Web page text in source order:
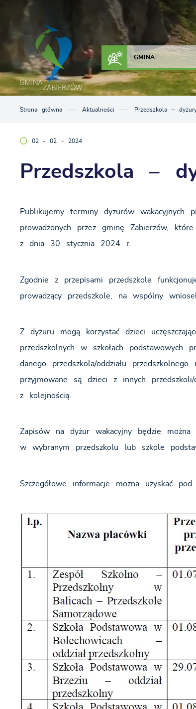
Przejdź do menu.
Przejdź do wyszukiwarki.
Przejdź do treści.
Przejdź do ustawień wielkości czcionki.
Włącz wersję kontrastową strony.
KONTAKT
GMINA
Strona główna Aktualności Przedszkola –
02 - 02 - 2024
Przedszkola –
Publikujemy terminy dyżurów wakacyjnych
prowadzonych przez gminę Zabierzów,
z dnia 30 stycznia 2024 r.
Zgodnie z przepisami przedszkole
prowadzący przedszkole, na wspólny
Z dyżuru mogą korzystać dzieci
przedszkolnych w szkołach podstawowych
danego przedszkola/oddziału
przyjmowane są dzieci z innych przedszkoli/
z kolejnością.
Zapisów na dyżur wakacyjny będzie
w wybranym przedszkolu lub szkole
Szczegółowe informacje można uzyskać